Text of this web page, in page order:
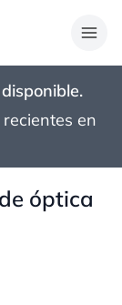
en
óptica